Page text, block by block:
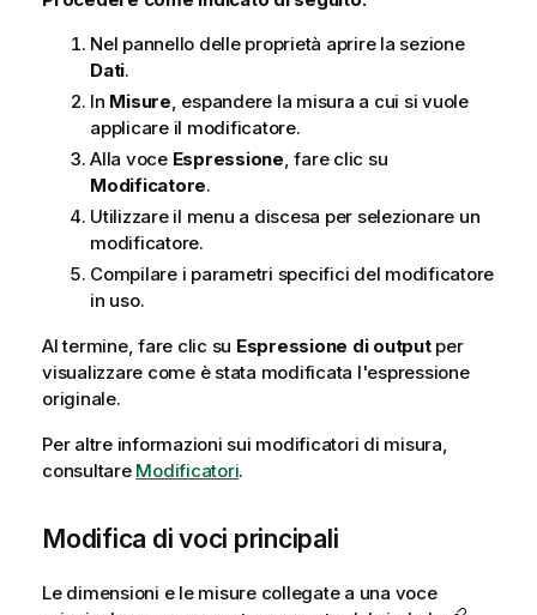
Nel pannello delle proprietà aprire la sezione
Dati.
In Misure , espandere la misura a cui si vuole
applicare il modificatore.
Alla voce Espressione , fare clic su
Modificatore.
Utilizzare il menu a discesa per selezionare un
modificatore.
Compilare i parametri specifici del modificatore
in uso.
Al termine, fare clic su Espressione di outputper
visualizzare come è stata modificata l'espressione
originale.
Per altre informazioni sui modificatori di misura,
consultare Modificatori.
Modifica di voci principali
Le dimensioni e le misure collegate a una voce